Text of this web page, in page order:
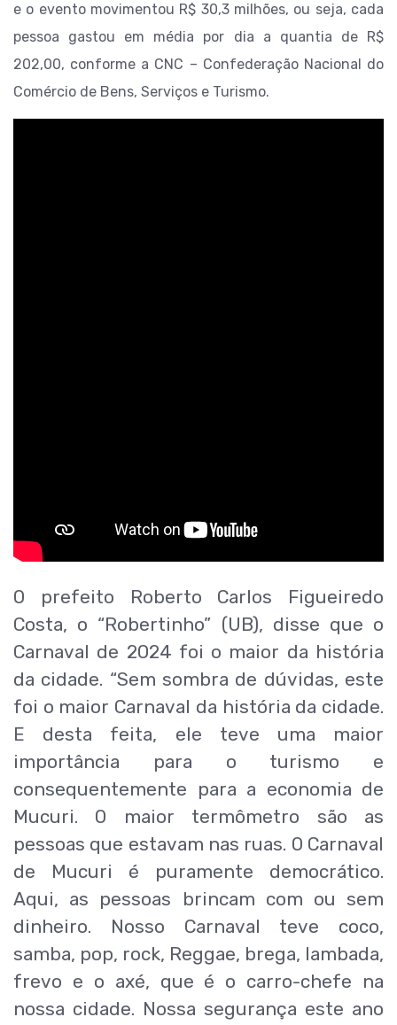
e o evento movimentou R$ 30,3 milhões, ou seja, cada
pessoa gastou em média por dia a quantia de R$
202,00, conforme a CNC – Confederação Nacional do
Comércio de Bens, Serviços e Turismo.
O prefeito Roberto Carlos Figueiredo
Costa, o “Robertinho” (UB), disse que o
Carnaval de 2024 foi o maior da história
da cidade. “Sem sombra de dúvidas, este
foi o maior Carnaval da história da cidade.
E desta feita, ele teve uma maior
importância para o turismo e
consequentemente para a economia de
Mucuri. O maior termômetro são as
pessoas que estavam nas ruas. O Carnaval
de Mucuri é puramente democrático.
Aqui, as pessoas brincam com ou sem
dinheiro. Nosso Carnaval teve coco,
samba, pop, rock, Reggae, brega, lambada,
frevo e o axé, que é o carro-chefe na
nossa cidade. Nossa segurança este ano